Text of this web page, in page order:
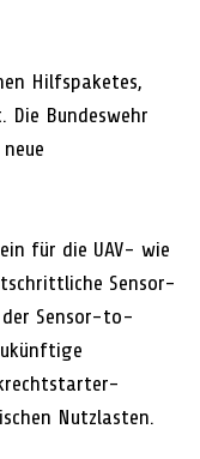
Hilfspaketes,
Die Bundeswehr
für die UAV- wie
Sensor-
Sensor-to-
Nutzlasten.